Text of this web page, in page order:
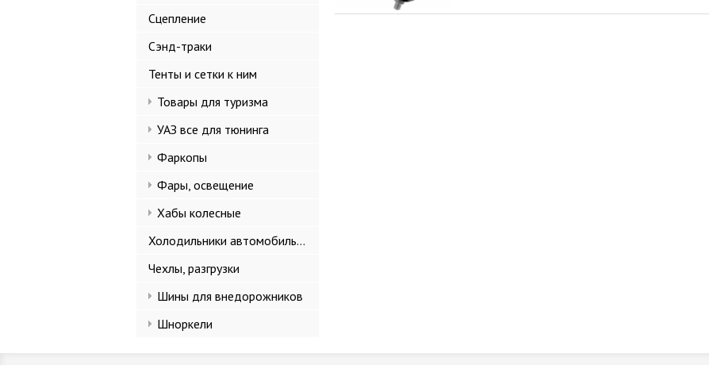
Сцепление
Сэнд-траки
Тенты и сетки к ним
Товары для туризма
УАЗ все для тюнинга
Фаркопы
Фары, освещение
Хабы колесные
Холодильники автомобильные
Чехлы, разгрузки
Шины для внедорожников
Шноркели